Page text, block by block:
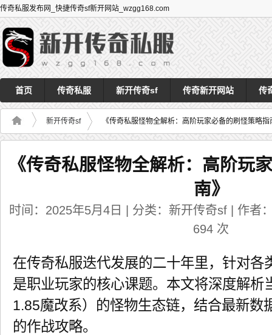
传奇私服发布网_快捷传奇sf新开网站_wzgg168.com
首页 传奇私服 新开传奇sf 传奇新开网站 传
新开传奇sf 《传奇私服怪物全解析：高阶玩家必备的刷怪策略指
《传奇私服怪物全解析：高阶玩
南》
时间：2025年5月4日 | 分类：新开传奇sf | 作者
694 次
在传奇私服迭代发展的二十年里，针对各
是职业玩家的核心课题。本文将深度解析
1.85魔改系）的怪物生态链，结合最新数
的作战攻略。